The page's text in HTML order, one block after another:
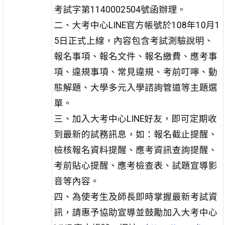
考試字第1140002504號函辦理。
二、大考中心LINE官方帳號於108年10月1
5日正式上線，內容包含考試測驗說明、
報名事項、報名文件、報名繳費、應考事
項、違規事項、常見違規、考前叮嚀、動
態解題、大學多元入學諮詢管道等主題選
單。
三、加入大考中心LINE好友，即可定期收
到最新的試務訊息，如：報名截止提醒、
檢核報名資料提醒、應考資訊查詢提醒、
考前貼心提醒、應考檢查表、試題宣導影
音等內容。
四、為使考生及師長即時掌握最新考試資
訊，請惠予協助宣導並鼓勵加入大考中心